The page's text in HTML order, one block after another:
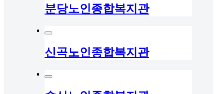
분당노인종합복지관
신곡노인종합복지관